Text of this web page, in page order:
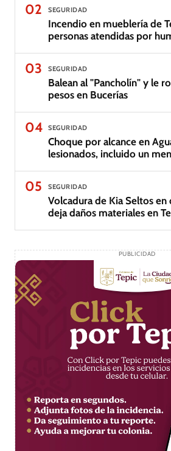
02 SEGURIDAD
Incendio en mueblería de
personas atendidas por
03 SEGURIDAD
Balean al "Pancholín" y le
pesos en Bucerías
04 SEGURIDAD
Choque por alcance en
lesionados, incluido un
05 SEGURIDAD
Volcadura de Kia Seltos en
deja daños materiales en
PUBLICIDAD